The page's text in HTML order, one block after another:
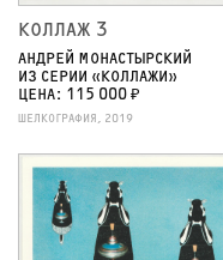
КОЛЛАЖ 3
АНДРЕЙ МОНАСТЫРСКИЙ
ИЗ СЕРИИ «КОЛЛАЖИ»
ЦЕНА: 115 000 ₽
ШЕЛКОГРАФИЯ, 2019